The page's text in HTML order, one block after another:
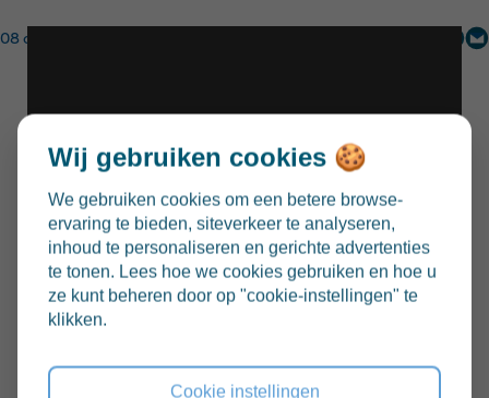
08 oktober 2025
Ook op Klim kwamen we met de school samen om
Wij gebruiken cookies 🍪
We gebruiken cookies om een betere browse-
ervaring te bieden, siteverkeer te analyseren,
inhoud te personaliseren en gerichte advertenties
te tonen. Lees hoe we cookies gebruiken en hoe u
ze kunt beheren door op "cookie-instellingen" te
klikken.
Cookie instellingen